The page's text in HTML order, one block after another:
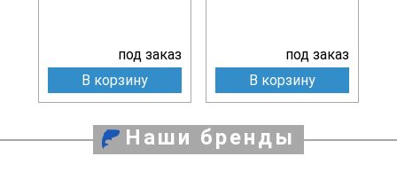
под заказ
В корзину
под заказ
В корзину
Наши бренды